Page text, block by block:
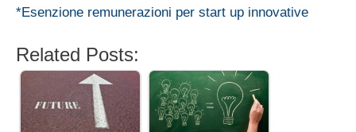
*Esenzione remunerazioni per start up innovative
Related Posts: